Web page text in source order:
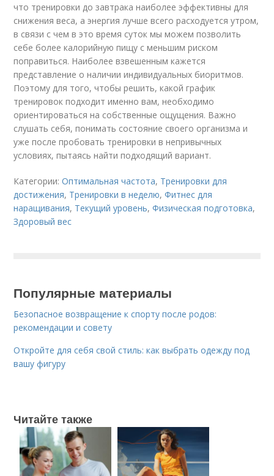
что тренировки до завтрака наиболее эффективны для
снижения веса, а энергия лучше всего расходуется утром,
в связи с чем в это время суток мы можем позволить
себе более калорийную пищу с меньшим риском
поправиться. Наиболее взвешенным кажется
представление о наличии индивидуальных биоритмов.
Поэтому для того, чтобы решить, какой график
тренировок подходит именно вам, необходимо
ориентироваться на собственные ощущения. Важно
слушать себя, понимать состояние своего организма и
уже после пробовать тренировки в непривычных
условиях, пытаясь найти подходящий вариант.
Категории:Оптимальная частота, Тренировки для
достижения, Тренировки в неделю,Фитнес для
наращивания, Текущий уровень,Физическая подготовка,
Здоровый вес
Популярные материалы
Безопасное возвращение к спорту после родов:
рекомендации и совету
Откройте для себя свой стиль: как выбрать одежду под
вашу фигуру
Читайте также